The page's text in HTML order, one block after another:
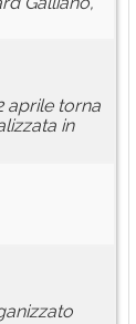
aprile torna
in